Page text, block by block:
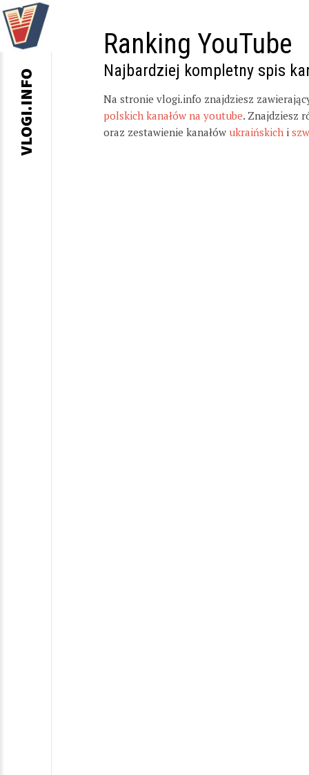
Ranking YouTube
Najbardziej kompletny spis
Na stronie vlogi.info znajdziesz
polskich kanałów na youtube. Znajdziesz
oraz zestawienie kanałów ukraińskich i
VLOGI.INFO